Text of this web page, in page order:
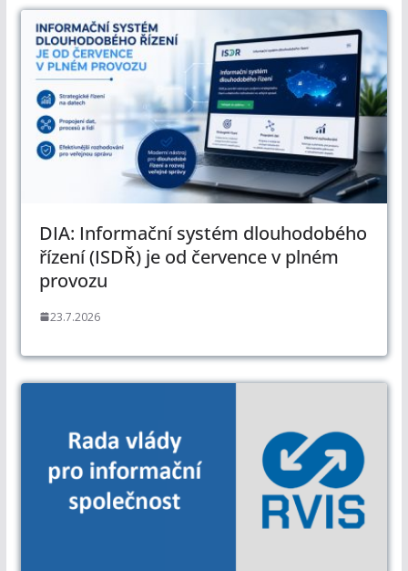
DIA: Informační systém dlouhodobého
řízení (ISDŘ) je od července v plném
provozu
23.7.2026